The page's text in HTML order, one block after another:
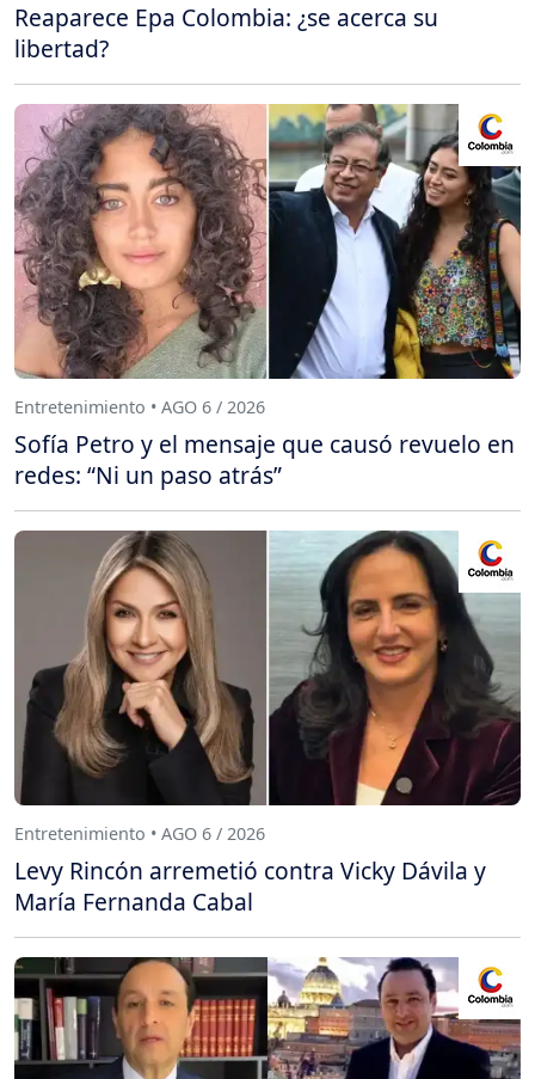
Reaparece Epa Colombia: ¿se acerca su
libertad?
Entretenimiento • AGO 6 / 2026
Sofía Petro y el mensaje que causó revuelo en
redes: “Ni un paso atrás”
Entretenimiento • AGO 6 / 2026
Levy Rincón arremetió contra Vicky Dávila y
María Fernanda Cabal